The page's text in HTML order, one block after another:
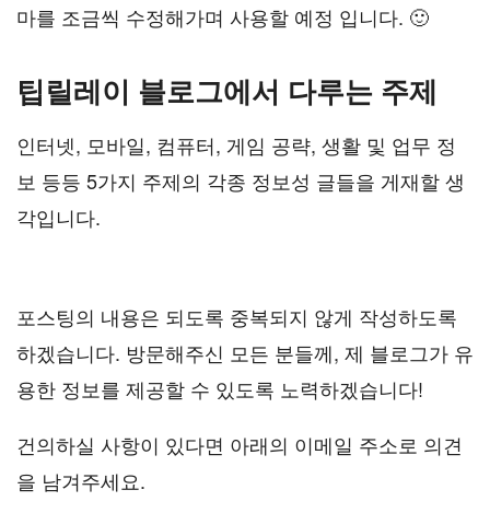
마를 조금씩 수정해가며 사용할 예정 입니다. 🙂
팁릴레이 블로그에서 다루는 주제
인터넷, 모바일, 컴퓨터, 게임 공략, 생활 및 업무 정
보 등등 5가지 주제의 각종 정보성 글들을 게재할 생
각입니다.
포스팅의 내용은 되도록 중복되지 않게 작성하도록
하겠습니다. 방문해주신 모든 분들께, 제 블로그가 유
용한 정보를 제공할 수 있도록 노력하겠습니다!
건의하실 사항이 있다면 아래의 이메일 주소로 의견
을 남겨주세요.